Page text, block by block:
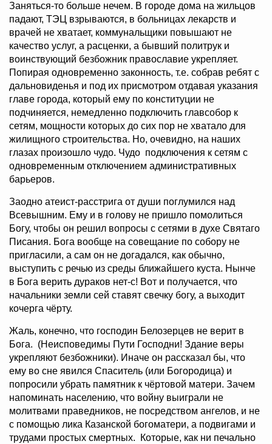
Заняться-то больше нечем. В городе дома на жильцов
падают, ТЭЦ взрываются, в больницах лекарств и
врачей не хватает, коммунальщики повышают не
качество услуг, а расценки, а бывший политрук и
воинствующий безбожник православие укрепляет.
Попирая одновременно законность, т.е. собрав ребят с
дальновиденья и под их присмотром отдавая указания
главе города, который ему по конституции не
подчиняется, немедленно подключить главсобор к
сетям, мощности которых до сих пор не хватало для
жилищного строительства. Но, очевидно, на наших
глазах произошло чудо. Чудо подключения к сетям с
одновременным отключением административных
барьеров.
Заодно атеист-расстрига от души поглумился над
Всевышним. Ему и в голову не пришло помолиться
Богу, чтобы он решил вопросы с сетями в духе Святаго
Писания. Бога вообще на совещание по собору не
пригласили, а сам он не догадался, как обычно,
выступить с речью из среды ближайшего куста. Нынче
в Бога верить дураков нет-с! Вот и получается, что
начальники земли сей ставят свечку богу, а выходит
кочерга чёрту.
Жаль, конечно, что господин Белозерцев не верит в
Бога. (Неисповедимы Пути Господни! Здание веры
укрепляют безбожники). Иначе он рассказал бы, что
ему во сне явился Спаситель (или Богородица) и
попросили убрать памятник к чёртовой матери. Зачем
напоминать населению, что войну выиграли не
молитвами праведников, не посредством ангелов, и не
с помощью лика Казанской богоматери, а подвигами и
трудами простых смертных. Которые, как ни печально